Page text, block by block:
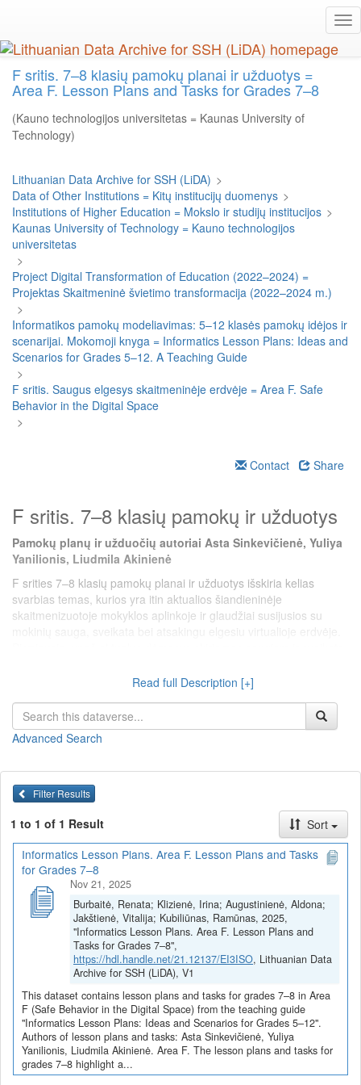
main
content
F sritis. 7–8 klasių pamokų planai ir užduotys =
Area F. Lesson Plans and Tasks for Grades 7–8
(Kauno technologijos universitetas = Kaunas University of
Technology)
Lithuanian Data Archive for SSH (LiDA) >
Data of Other Institutions = Kitų institucijų duomenys >
Institutions of Higher Education = Mokslo ir studijų institucijos >
Kaunas University of Technology = Kauno technologijos
universitetas
>
Project Digital Transformation of Education (2022–2024) =
Projektas Skaitmeninė švietimo transformacija (2022–2024 m.)
>
Informatikos pamokų modeliavimas: 5–12 klasės pamokų idėjos ir
scenarijai. Mokomoji knyga = Informatics Lesson Plans: Ideas and
Scenarios for Grades 5–12. A Teaching Guide
>
F sritis. Saugus elgesys skaitmeninėje erdvėje = Area F. Safe
Behavior in the Digital Space
>
Contact Share
F sritis. 7–8 klasių pamokų ir užduotys
Pamokų planų ir užduočių autoriai Asta Sinkevičienė, Yuliya
Yanilionis, Liudmila Akinienė
F srities 7–8 klasių pamokų planai ir užduotys išskiria kelias
svarbias temas, kurios yra itin aktualios šiandieninėje
skaitmenizuotoje mokyklos aplinkoje ir glaudžiai susijusios su
gvildenamos temos, susijusios su saugiu elgesiu internete:
klausimai, patyčios virtualioje erdvėje. Pamokų planai padeda ne
tik įgyti praktinių įgūdžių, bet ir formuoja mokinių sąmoningumą,
kas yra būtina šiuolaikiniame ugdyme.
Pamokų planai ir užduotys(juos galiteperžiūrėtiarbaparsisiųsti
viename dokumente)
Saugus ir sveikatą tausojantis darbas skaitmeniniu įrenginiu
(Asta Sinkevičienė)
Saugios darbo vietos kompiuterių klasėje kūrimas (Asta
Sinkevičienė)
Rizikos žmogaus fizinei ir psichinei savijautai naudojant
skaitmenines technologijas (Asta Sinkevičienė)
Skaitmeninių technologijų svarba aplinkosaugos
sprendimuose (Asta Sinkevičienė)
Saugaus darbo virtualiojoje erdvėje principai, pavojai ir
problemos (Asta Sinkevičienė)
Saugus darbas virtualiojoje erdvėje (Asta Sinkevičienė)
(Yuliya Yanilionis)
Rizikos žmogaus fizinei ir psichinei sveikatai naudojant
skaitmenines technologijas (Yuliya Yanilionis)
Skaitmeninių technologijų svarba aplinkosaugos
sprendimuose (Yuliya Yanilionis)
Read full Description [+]
Advanced Search
Filter Results
1 to 1 of 1 Result
Sort
Informatics Lesson Plans. Area F. Lesson Plans and Tasks
for Grades 7–8
Nov 21, 2025
Burbaitė, Renata; Klizienė, Irina; Augustinienė, Aldona;
Jakštienė, Vitalija; Kubiliūnas, Ramūnas, 2025,
"Informatics Lesson Plans. Area F. Lesson Plans and
Tasks for Grades 7–8",
https://hdl.handle.net/21.12137/EI3ISO, Lithuanian Data
Archive for SSH (LiDA), V1
This dataset contains lesson plans and tasks for grades 7–8 in Area
F (Safe Behavior in the Digital Space) from the teaching guide
"Informatics Lesson Plans: Ideas and Scenarios for Grades 5–12".
Authors of lesson plans and tasks: Asta Sinkevičienė, Yuliya
Yanilionis, Liudmila Akinienė. Area F. The lesson plans and tasks for
grades 7–8 highlight a...